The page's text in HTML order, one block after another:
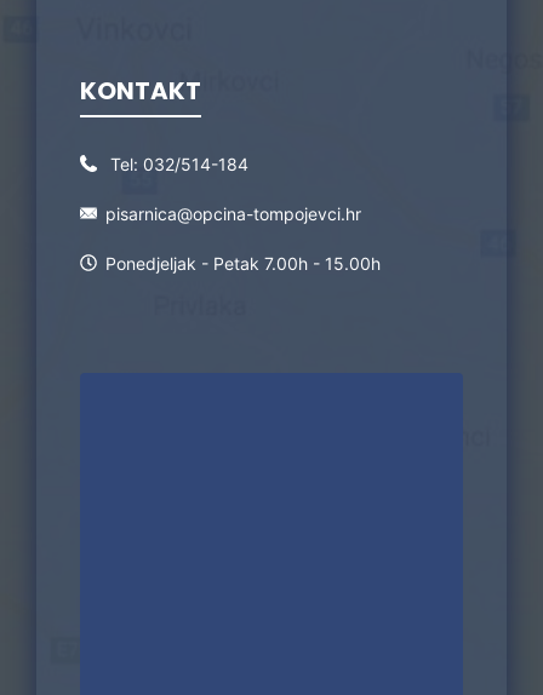
KONTAKT
Tel: 032/514-184
pisarnica@opcina-tompojevci.hr
Ponedjeljak - Petak 7.00h - 15.00h